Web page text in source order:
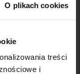
O plikach cookies
treści
i